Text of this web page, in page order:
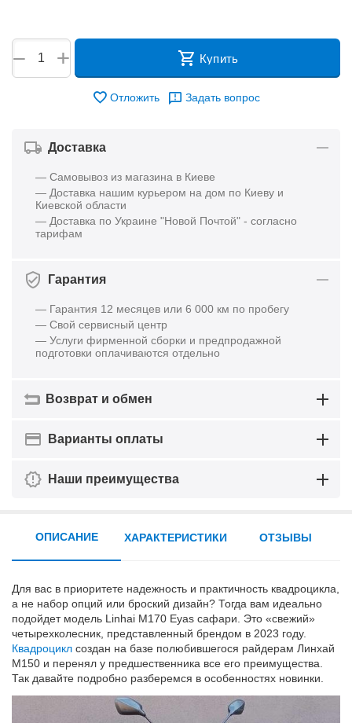
+
− Купить
Отложить Задать вопрос
Доставка
— Самовывоз из магазина в Киеве
— Доставка нашим курьером на дом по Киеву и
Киевской области
— Доставка по Украине "Новой Почтой" - согласно
тарифам
Гарантия
— Гарантия 12 месяцев или 6 000 км по пробегу
— Свой сервисный центр
— Услуги фирменной сборки и предпродажной
подготовки оплачиваются отдельно
Возврат и обмен
Варианты оплаты
Наши преимущества
ОПИСАНИЕ
Для вас в приоритете надежность и практичность квадроцикла,
а не набор опций или броский дизайн? Тогда вам идеально
подойдет модель Linhai M170 Eyas сафари. Это «свежий»
четырехколесник, представленный брендом в 2023 году.
Квадроцикл создан на базе полюбившегося райдерам Линхай
М150 и перенял у предшественника все его преимущества.
Так давайте подробно разберемся в особенностях новинки.
ХАРАКТЕРИСТИКИ ОТЗЫВЫ